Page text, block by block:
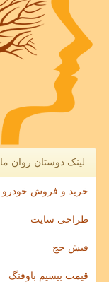
لینک دوستان روان ما
خرید و فروش خودرو
طراحی سایت
فیش حج
قیمت بیسیم باوفنگ